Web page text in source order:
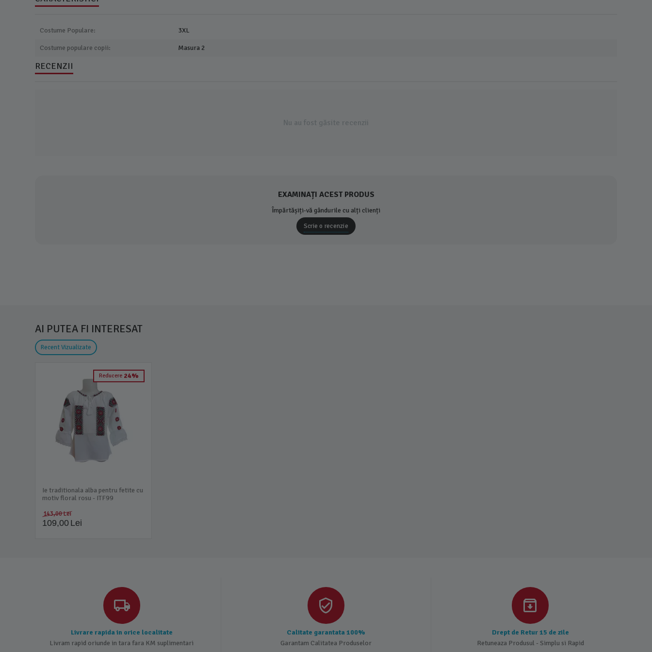
Costume Populare: 3XL
Costume populare copii: Masura 2
RECENZII
Nu au fost găsite recenzii
EXAMINAȚI ACEST PRODUS
Împărtășiți-vă gândurile cu alți clienți
Scrie o recenzie
AI PUTEA FI INTERESAT
Recent Vizualizate
Reducere 24%
Ie traditionala alba pentru fetite cu
motiv floral rosu - ITF99
143,00Lei
109,00 Lei
Livrare rapida in orice localitate
Livram rapid oriunde in tara fara KM suplimentari
Calitate garantata 100%
Garantam Calitatea Produselor
Drept de Retur 15 de zile
Retuneaza Produsul - Simplu si Rapid